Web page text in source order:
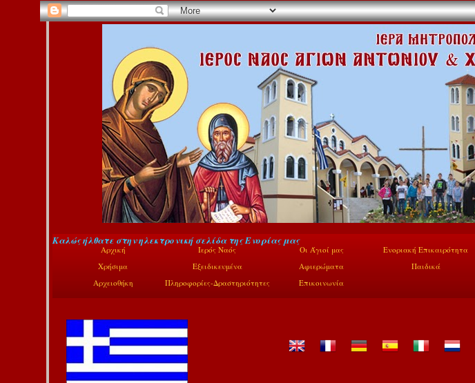
Καλώς ήλθατε στην ηλεκτρονική σελίδα της Ενορίας μας
Αρχική Ιερός Ναός Οι Άγιοί μας Ενοριακή Επικαιρότητα
Χρήσιμα
Εξειδικευμένα Αφιερώματα Παιδικά
Αρχειοθήκη
Πληροφορίες-Δραστηριότητες Επικοινωνία